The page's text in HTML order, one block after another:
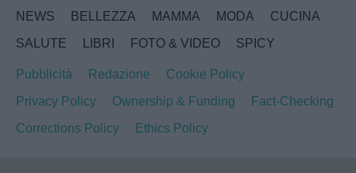
NEWS BELLEZZA MAMMA MODA
CUCINA
SALUTE
LIBRI FOTO & VIDEO SPICY
Pubblicità Redazione
Cookie Policy
Privacy Policy
Ownership & Funding
Fact-Checking
Corrections Policy
Ethics Policy